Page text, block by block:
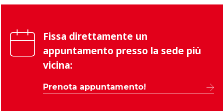
Fissa direttamente un
appuntamento presso la sede più
vicina:
Prenota appuntamento!